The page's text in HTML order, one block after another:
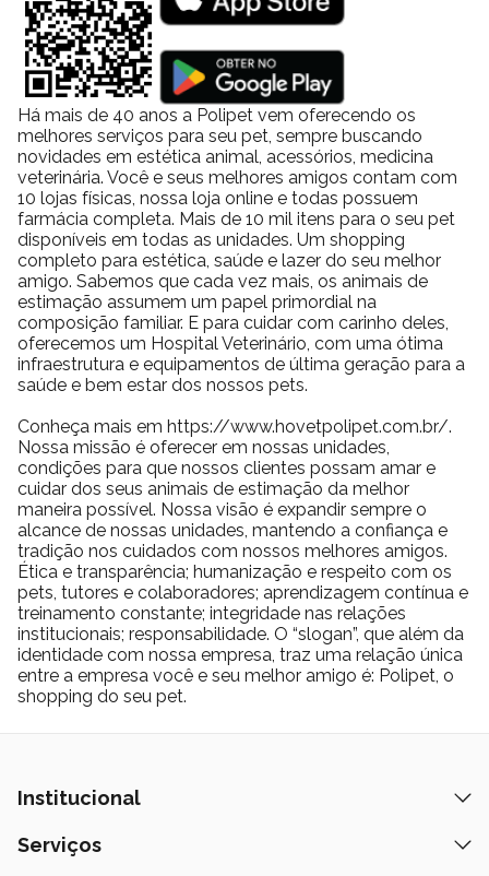
Há mais de 40 anos a Polipet vem oferecendo os
melhores serviços para seu pet, sempre buscando
novidades em estética animal, acessórios, medicina
veterinária. Você e seus melhores amigos contam com
10 lojas físicas, nossa loja online e todas possuem
farmácia completa. Mais de 10 mil itens para o seu pet
disponíveis em todas as unidades. Um shopping
completo para estética, saúde e lazer do seu melhor
amigo. Sabemos que cada vez mais, os animais de
estimação assumem um papel primordial na
composição familiar. E para cuidar com carinho deles,
oferecemos um Hospital Veterinário, com uma ótima
infraestrutura e equipamentos de última geração para a
saúde e bem estar dos nossos pets.
Conheça mais em https://www.hovetpolipet.com.br/.
Nossa missão é oferecer em nossas unidades,
condições para que nossos clientes possam amar e
cuidar dos seus animais de estimação da melhor
maneira possível. Nossa visão é expandir sempre o
alcance de nossas unidades, mantendo a confiança e
tradição nos cuidados com nossos melhores amigos.
Ética e transparência; humanização e respeito com os
pets, tutores e colaboradores; aprendizagem contínua e
treinamento constante; integridade nas relações
institucionais; responsabilidade. O “slogan”, que além da
identidade com nossa empresa, traz uma relação única
entre a empresa você e seu melhor amigo é: Polipet, o
shopping do seu pet.
Institucional
Quem Somos
Serviços